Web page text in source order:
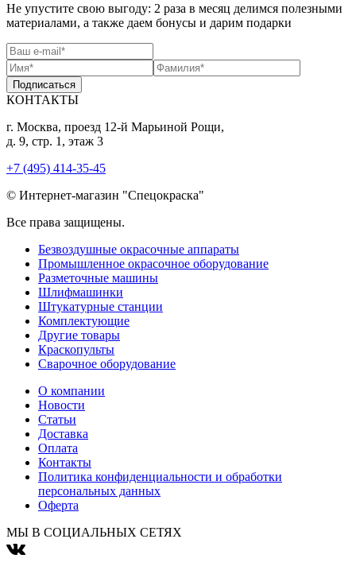
Не упустите свою выгоду: 2 раза в месяц делимся полезными
материалами, а также даем бонусы и дарим подарки
Подписаться
КОНТАКТЫ
г. Москва, проезд 12-й Марьиной Рощи,
д. 9, стр. 1, этаж 3
+7 (495) 414-35-45
© Интернет-магазин "Спецокраска"
Все права защищены.
Безвоздушные окрасочные аппараты
Промышленное окрасочное оборудование
Разметочные машины
Шлифмашинки
Штукатурные станции
Комплектующие
Другие товары
Краскопульты
Сварочное оборудование
О компании
Новости
Статьи
Доставка
Оплата
Контакты
Политика конфиденциальности и обработки
персональных данных
Оферта
МЫ В СОЦИАЛЬНЫХ СЕТЯХ